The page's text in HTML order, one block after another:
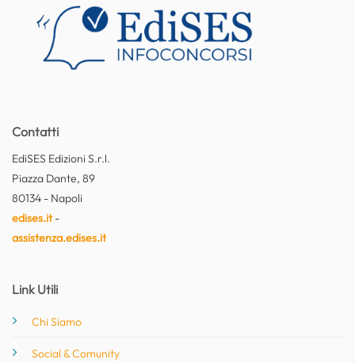
Contatti
EdiSES Edizioni S.r.l.
Piazza Dante, 89
80134 - Napoli
edises.it-
assistenza.edises.it
Link Utili
Chi Siamo
Social & Comunity